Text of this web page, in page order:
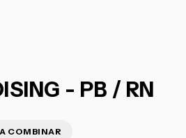
- PB / RN
COMBINAR